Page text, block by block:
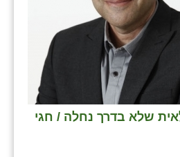
שלא בדרך נחלה / חגי